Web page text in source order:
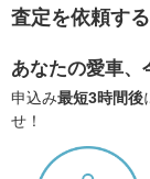
査定を依頼する
あなたの愛車、
申込み最短3時間後
せ！